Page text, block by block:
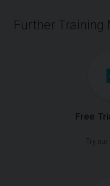
Further Training
Free